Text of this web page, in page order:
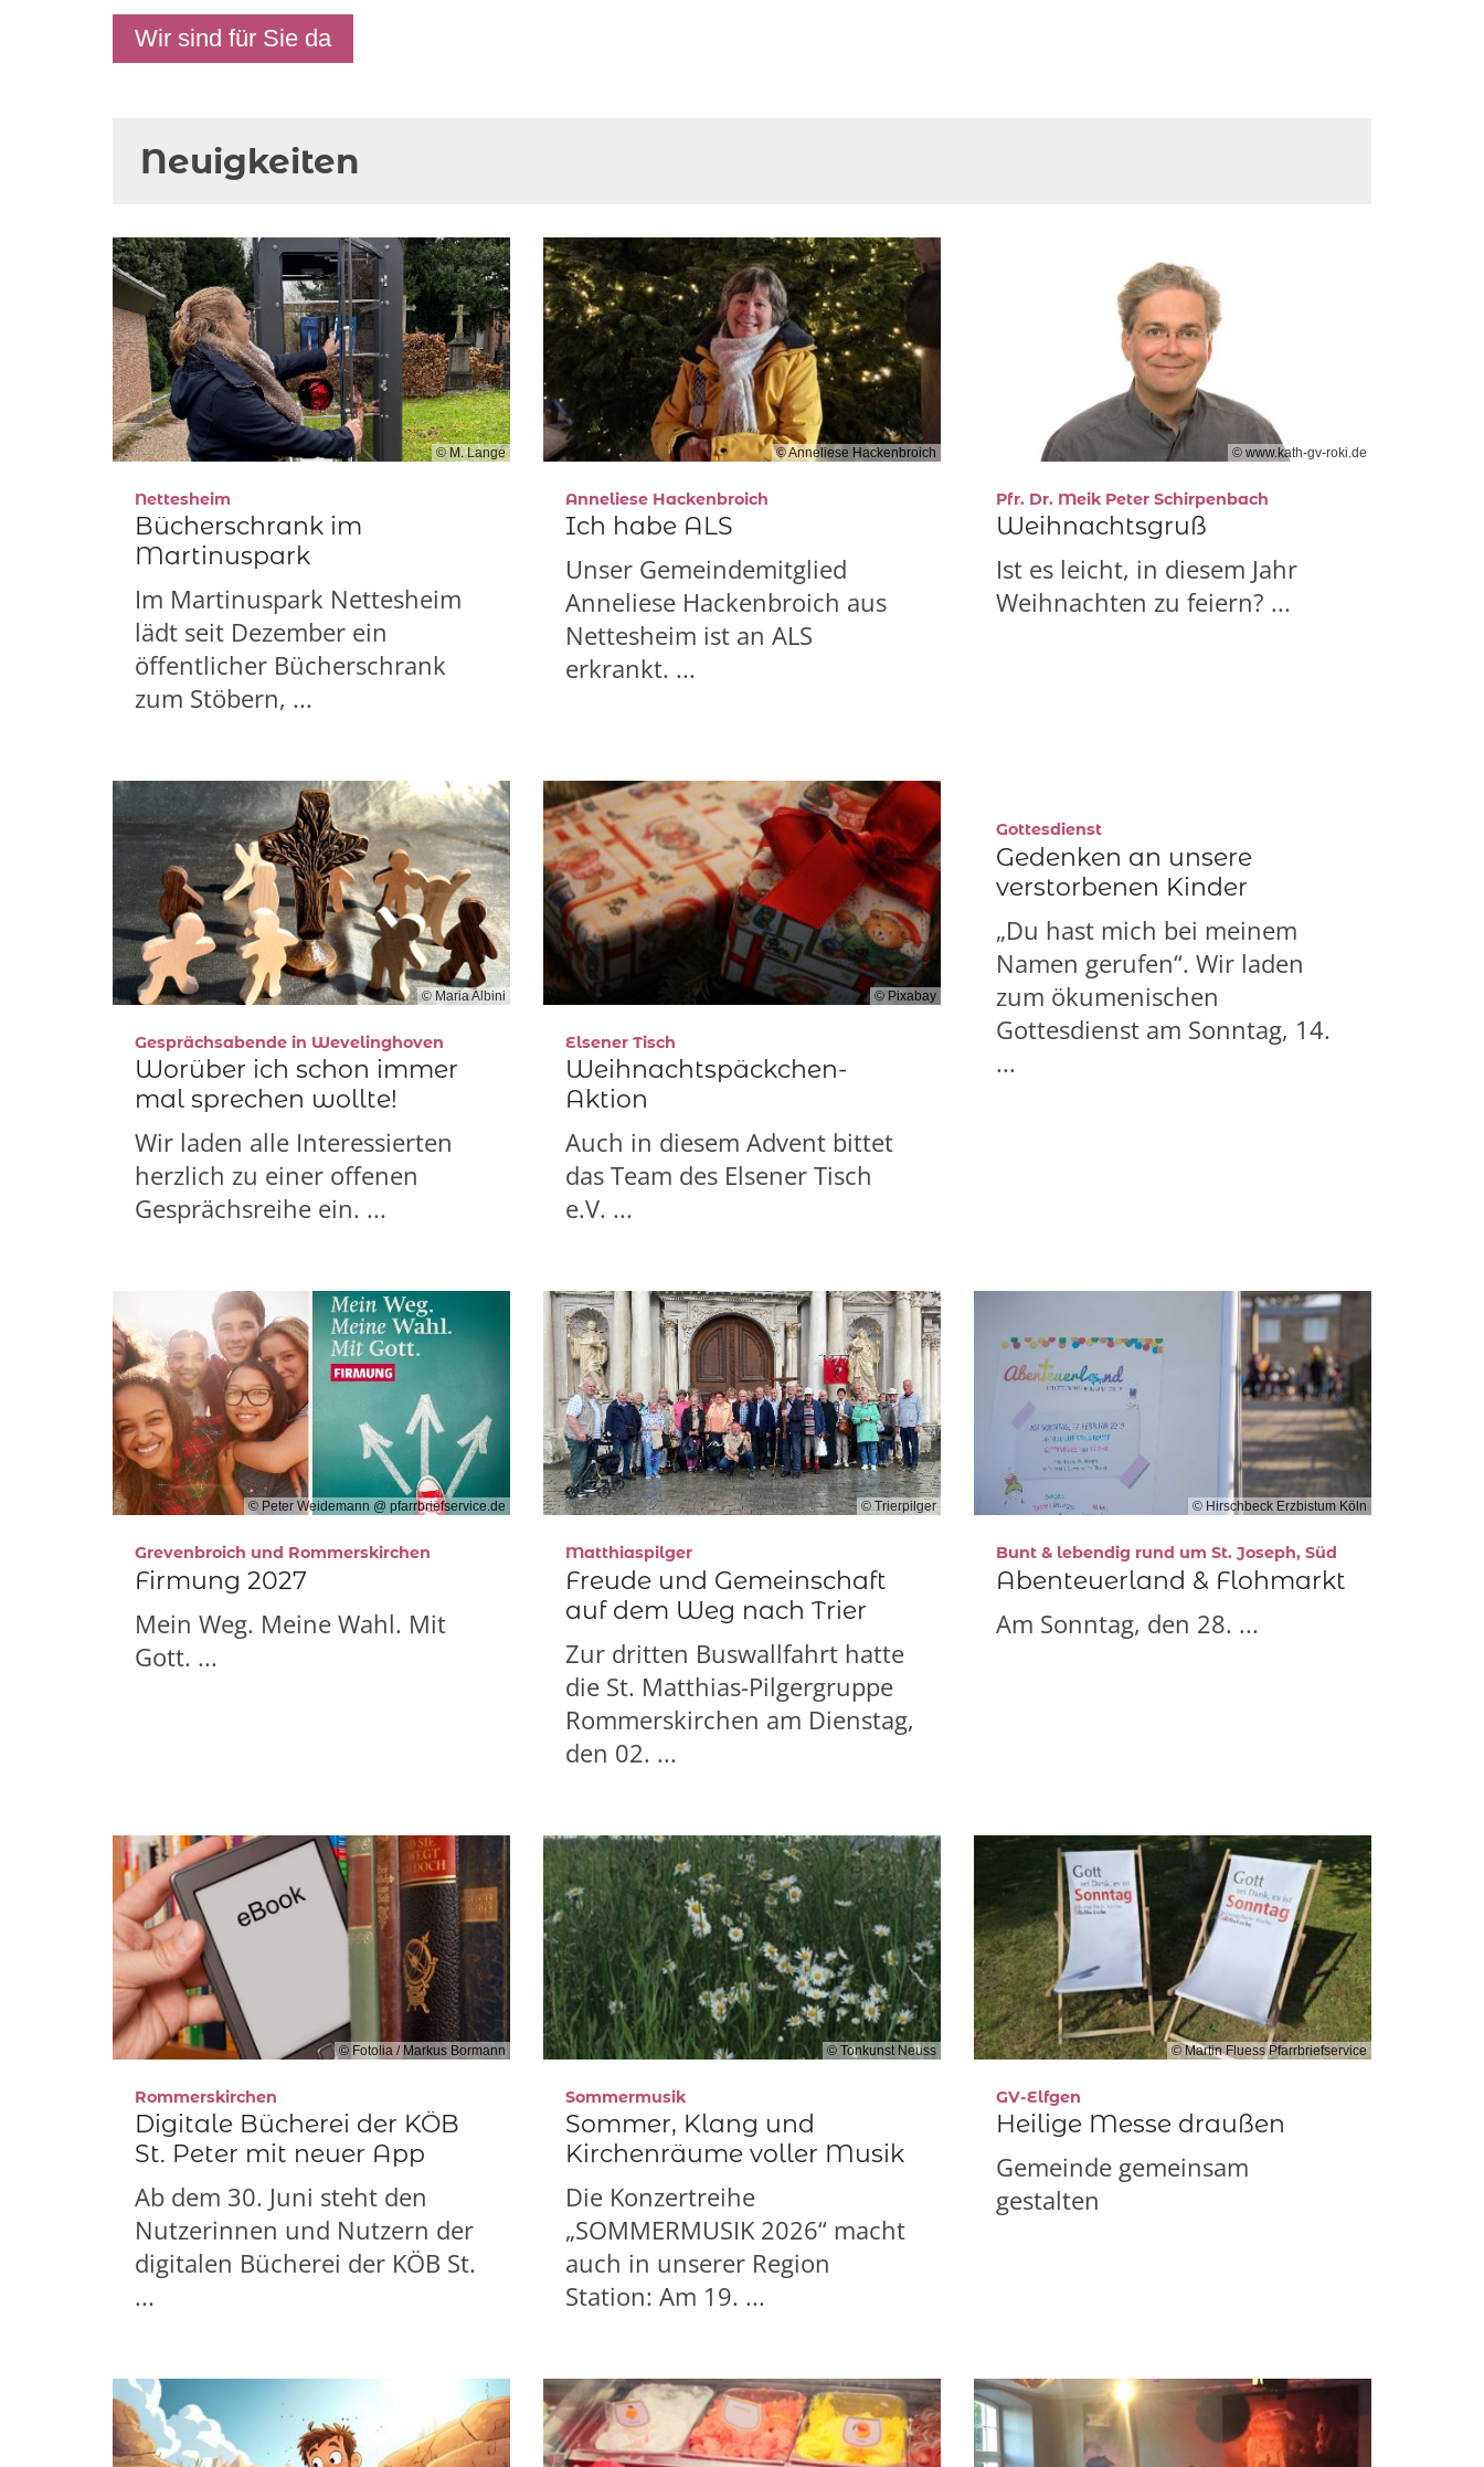
Wir sind für Sie da
Neuigkeiten
© M. Lange
Nettesheim
Bücherschrank im
Martinuspark
Im Martinuspark Nettesheim
lädt seit Dezember ein
öffentlicher Bücherschrank
zum Stöbern, ...
© Anneliese Hackenbroich
Anneliese Hackenbroich
Ich habe ALS
Unser Gemeindemitglied
Anneliese Hackenbroich aus
Nettesheim ist an ALS
erkrankt. ...
© www.kath-gv-roki.de
Pfr. Dr. Meik Peter Schirpenbach
Weihnachtsgruß
Ist es leicht, in diesem Jahr
Weihnachten zu feiern? ...
© Maria Albini
Gesprächsabende in Wevelinghoven
Worüber ich schon immer
mal sprechen wollte!
Wir laden alle Interessierten
herzlich zu einer offenen
Gesprächsreihe ein. ...
© Pixabay
Elsener Tisch
Weihnachtspäckchen-
Aktion
Auch in diesem Advent bittet
das Team des Elsener Tisch
e.V. ...
Gottesdienst:
Gedenken an unsere
verstorbenen Kinder
„Du hast mich bei meinem
Namen gerufen“. Wir laden
zum ökumenischen
Gottesdienst am Sonntag, 14.
...
© Peter Weidemann @ pfarrbriefservice.de
Grevenbroich und Rommerskirchen
Firmung 2027
Mein Weg. Meine Wahl. Mit
Gott. ...
© Trierpilger
Matthiaspilger:
Freude und Gemeinschaft
auf dem Weg nach Trier
Zur dritten Buswallfahrt hatte
die St. Matthias-Pilgergruppe
Rommerskirchen am Dienstag,
den 02. ...
© Hirschbeck Erzbistum Köln
Bunt & lebendig rund um St. Joseph, Süd
Abenteuerland & Flohmarkt
Am Sonntag, den 28. ...
© Fotolia / Markus Bormann
Rommerskirchen
Digitale Bücherei der KÖB
St. Peter mit neuer App
Ab dem 30. Juni steht den
Nutzerinnen und Nutzern der
digitalen Bücherei der KÖB St.
...
© Tonkunst Neuss
Sommermusik:
Sommer, Klang und
Kirchenräume voller Musik
Die Konzertreihe
„SOMMERMUSIK 2026“ macht
auch in unserer Region
Station: Am 19. ...
© Martin Fluess Pfarrbriefservice
GV-Elfgen
Heilige Messe draußen
Gemeinde gemeinsam
gestalten